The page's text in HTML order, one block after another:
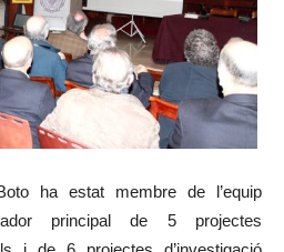
ha estat membre de l’equip
principal de 5 projectes